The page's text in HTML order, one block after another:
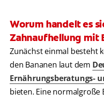
Worum handelt es
Zahnaufhellung mit
Zunächst einmal besteht
den Bananen laut dem
Ernährungsberatungs-
bieten. Eine normalgroße